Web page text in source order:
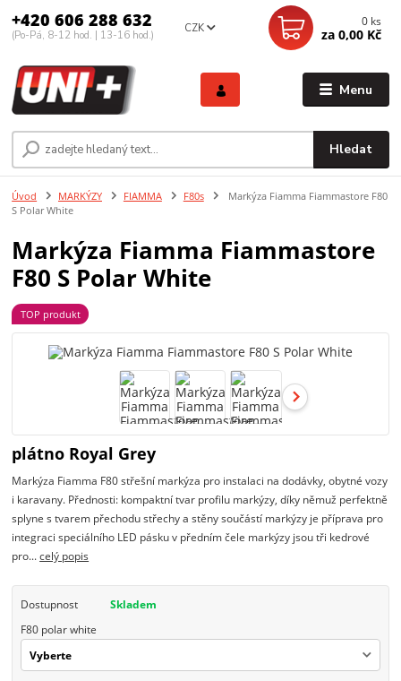
Menu
CZK
Hledat
+420 606 288 632
(Po-Pá, 8-12 hod. | 13-16 hod.)
0 ks
za 0,00 Kč
Úvod MARKÝZY FIAMMA F80s
Markýza Fiamma Fiammastore F80
S Polar White
Markýza Fiamma Fiammastore
F80 S Polar White
TOP produkt
plátno Royal Grey
Markýza Fiamma F80 střešní markýza pro instalaci na dodávky, obytné vozy
i karavany. Přednosti: kompaktní tvar profilu markýzy, díky němuž perfektně
splyne s tvarem přechodu střechy a stěny součástí markýzy je příprava pro
integraci speciálního LED pásku v předním čele markýzy jsou tři kedrové
pro...celý popis
Dostupnost
Skladem
F80 polar white